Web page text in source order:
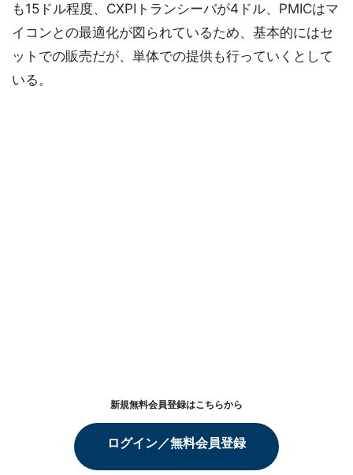
も15ドル程度、CXPIトランシーバが4ドル、PMICはマ
イコンとの最適化が図られているため、基本的にはセ
ットでの販売だが、単体での提供も行っていくとして
いる。
新規無料会員登録はこちらから
ログイン／無料会員登録